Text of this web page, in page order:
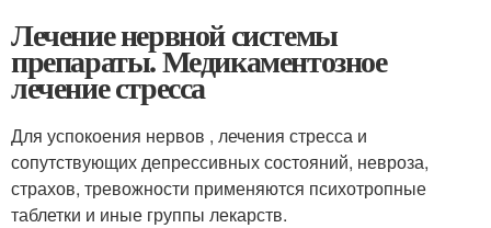
Лечение нервной системы
препараты. Медикаментозное
лечение стресса
Для успокоения нервов , лечения стресса и
сопутствующих депрессивных состояний, невроза,
страхов, тревожности применяются психотропные
таблетки и иные группы лекарств.